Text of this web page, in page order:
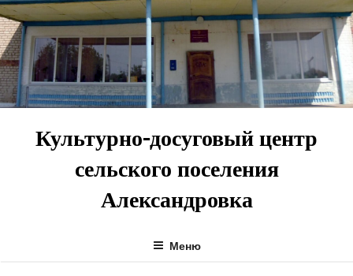
Перейти
к
содержимому
Культурно-досуговый центр
сельского поселения
Александровка
Меню